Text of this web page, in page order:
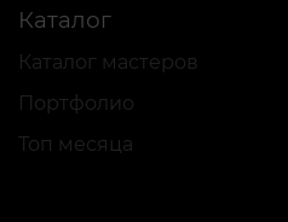
Каталог
Каталог мастеров
Портфолио
Топ месяца